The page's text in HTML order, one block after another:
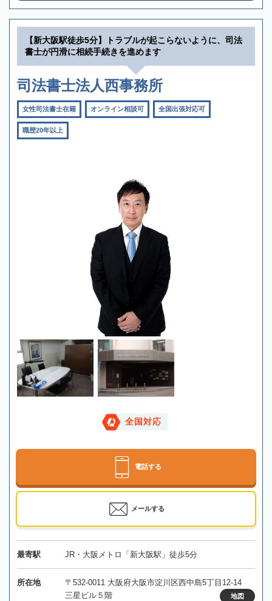
【新大阪駅徒歩5分】トラブルが起こらないように、司法
書士が円滑に相続手続きを進めます
司法書士法人西事務所
女性司法書士在籍 オンライン相談可 全国出張対応可
職歴20年以上
全国対応
電話する
メールする
最寄駅 JR・大阪メトロ「新大阪駅」徒歩5分
所在地
〒532-0011 大阪府大阪市淀川区西中島5丁目12-14
三星ビル５階
地図